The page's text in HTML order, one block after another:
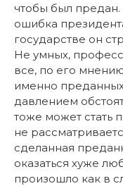
чтобы был предан.
ошибка
государстве он
Не умных,
все, по его
именно
давлением
тоже может стать
не
сделанная
оказаться хуже
произошло как в